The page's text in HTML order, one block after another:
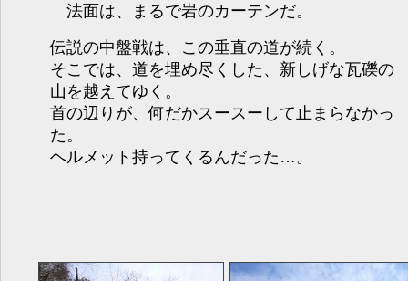
法面は、まるで岩のカーテンだ。
伝説の中盤戦は、この垂直の道が続く。
そこでは、道を埋め尽くした、新しげな瓦礫の
山を越えてゆく。
首の辺りが、何だかスースーして止まらなかっ
た。
ヘルメット持ってくるんだった…。